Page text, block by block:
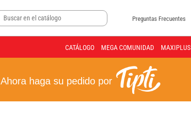
Preguntas Frecuentes
CATÁLOGO MEGA COMUNIDAD MAXIPLUS
Ahora haga su pedido por